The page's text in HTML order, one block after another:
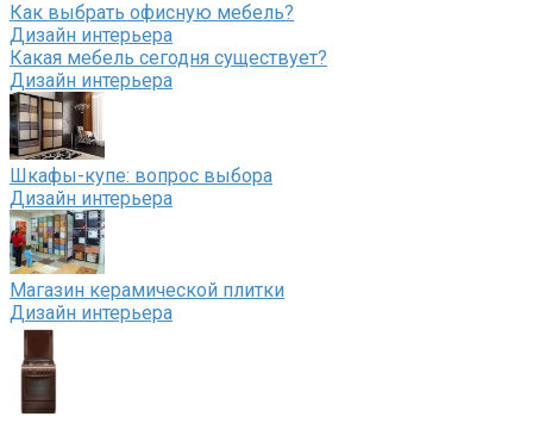
Как выбрать офисную мебель?
Дизайн интерьера
Какая мебель сегодня существует?
Дизайн интерьера
Шкафы-купе: вопрос выбора
Дизайн интерьера
Магазин керамической плитки
Дизайн интерьера